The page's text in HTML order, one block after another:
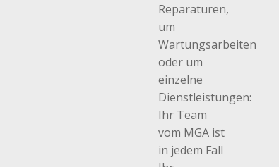
Reparaturen,
um
Wartungsarbeiten
oder um
einzelne
Dienstleistungen:
Ihr Team
vom MGA ist
in jedem Fall